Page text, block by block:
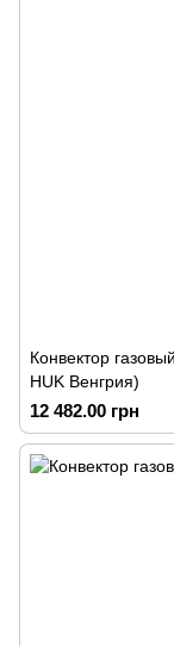
Конвектор
HUK Венгрия)
12 482.00 грн